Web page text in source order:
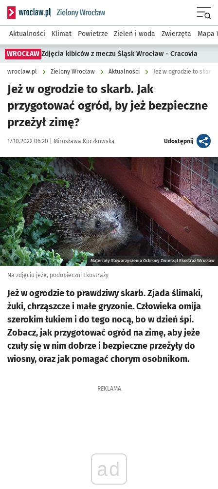
Serwis informacyjny wroclaw.pl podserwis: Środowisko we
Aktualności Klimat Powietrze Zieleń i woda Zwierzęta Mapa
WROCŁAW Zdjęcia kibiców z meczu Śląsk Wrocław - Cracovia
wroclaw.pl Zielony Wrocław Aktualności Jeż w ogrodzie to
Jeż w ogrodzie to skarb. Jak
przygotować ogród, by jeż bezpieczne
przeżył zimę?
Data publikacji:
17.10.2022 06:20 | Autor:
Mirosława Kuczkowska Udostępnijartykuł
Kliknij, aby powiększyć
Materiały Stowarzyszenia Ochrony Zwierząt Ekostraż Wrocław
Na zdjęciu jeże, podopieczni Ekostraży
Jeż w ogrodzie to prawdziwy skarb. Zjada ślimaki,
żuki, chrząszcze i małe gryzonie. Człowieka omija
szerokim łukiem i do tego nocą, bo w dzień śpi.
Zobacz, jak przygotować ogród na zimę, aby jeże
czuły się w nim dobrze i bezpieczne przeżyły do
wiosny, oraz jak pomagać chorym osobnikom.
REKLAMA
ad